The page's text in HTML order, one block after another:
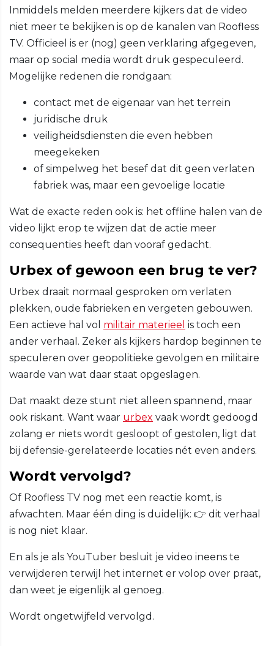
Inmiddels melden meerdere kijkers dat de video
niet meer te bekijken is op de kanalen van Roofless
TV. Officieel is er (nog) geen verklaring afgegeven,
maar op social media wordt druk gespeculeerd.
Mogelijke redenen die rondgaan:
contact met de eigenaar van het terrein
juridische druk
veiligheidsdiensten die even hebben
meegekeken
of simpelweg het besef dat dit geen verlaten
fabriek was, maar een gevoelige locatie
Wat de exacte reden ook is: het offline halen van de
video lijkt erop te wijzen dat de actie meer
consequenties heeft dan vooraf gedacht.
Urbex of gewoon een brug te ver?
Urbex draait normaal gesproken om verlaten
plekken, oude fabrieken en vergeten gebouwen.
Een actieve hal vol militair materieel is toch een
ander verhaal. Zeker als kijkers hardop beginnen te
speculeren over geopolitieke gevolgen en militaire
waarde van wat daar staat opgeslagen.
Dat maakt deze stunt niet alleen spannend, maar
ook riskant. Want waar urbex vaak wordt gedoogd
zolang er niets wordt gesloopt of gestolen, ligt dat
bij defensie-gerelateerde locaties nét even anders.
Wordt vervolgd?
Of Roofless TV nog met een reactie komt, is
afwachten. Maar één ding is duidelijk: 👉 dit verhaal
is nog niet klaar.
En als je als YouTuber besluit je video ineens te
verwijderen terwijl het internet er volop over praat,
dan weet je eigenlijk al genoeg.
Wordt ongetwijfeld vervolgd.